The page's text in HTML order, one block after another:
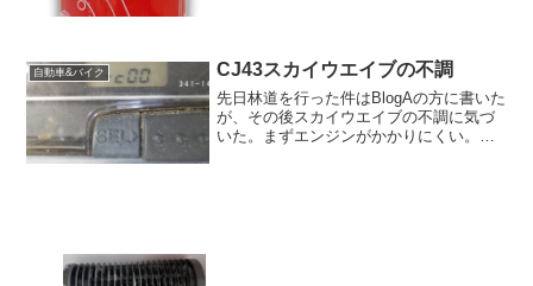
期が延長され、利用者もエン...
自動車&バイク CJ43スカイウエイブの不調
先日林道を行った件はBlogAの方に書いた
が、その後スカイウエイブの不調に気づ
いた。まずエンジンがかかりにくい。か